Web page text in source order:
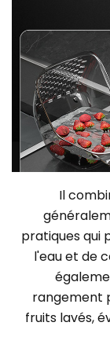
Il
pratiques qui
l'eau et de
rangement
fruits lavés,